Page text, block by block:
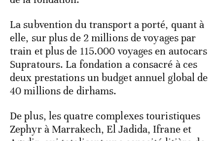
La subvention du transport a porté, quant à
elle, sur plus de 2 millions de voyages par
train et plus de 115.000 voyages en autocars
Supratours. La fondation a consacré à ces
deux prestations un budget annuel global de
40 millions de dirhams.
De plus, les quatre complexes touristiques
Zephyr à Marrakech, El Jadida, Ifrane et